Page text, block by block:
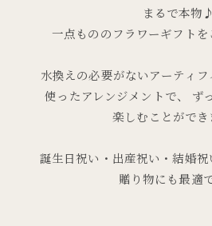
まるで本物♪
一点もののフラワーギフトを
水換えの必要がないアーティ
使ったアレンジメントで、
ず
楽しむことができ
誕生日祝い・出産祝い・結婚
贈り物にも最適で